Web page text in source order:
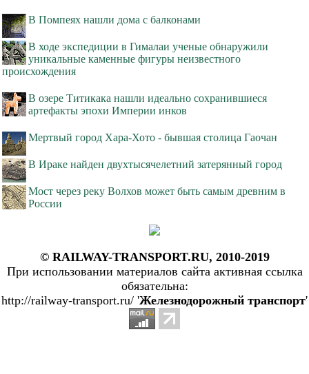
В Помпеях нашли дома с балконами
В ходе экспедиции в Гималаи ученые обнаружили
уникальные каменные фигуры неизвестного
происхождения
В озере Титикака нашли идеально сохранившиеся
артефакты эпохи Империи инков
Мертвый город Хара-Хото - бывшая столица Гаочан
В Ираке найден двухтысячелетний затерянный город
Мост через реку Волхов может быть самым древним в
России
© RAILWAY-TRANSPORT.RU, 2010-2019
При использовании материалов сайта активная ссылка
обязательна:
http://railway-transport.ru/ 'Железнодорожный транспорт'